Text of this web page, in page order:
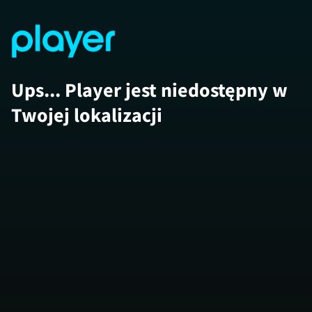
Ups... Player jest niedostępny w
Twojej lokalizacji